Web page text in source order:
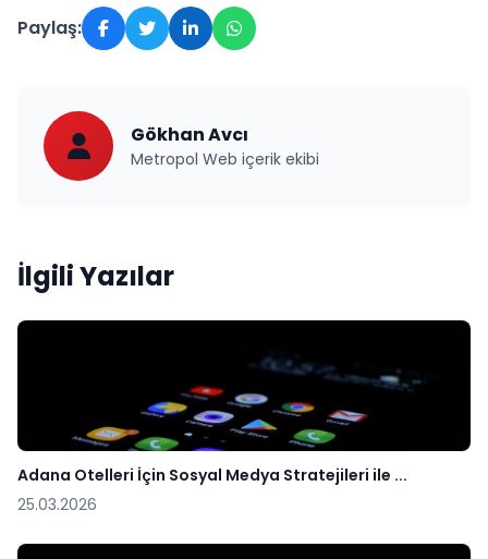
Paylaş:
Gökhan Avcı
Metropol Web içerik ekibi
İlgili Yazılar
Adana Otelleri İçin Sosyal Medya Stratejileri ile ...
25.03.2026